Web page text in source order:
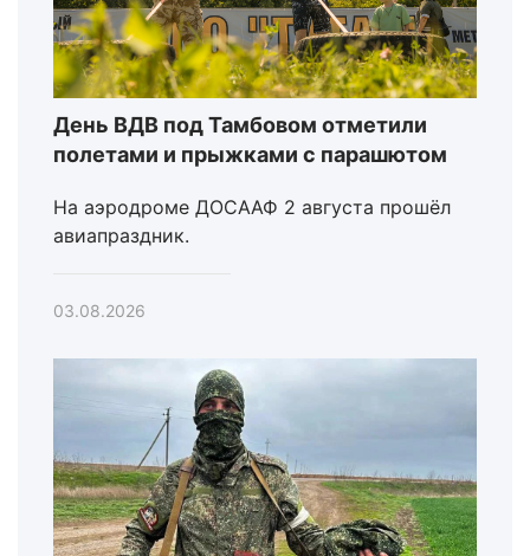
День ВДВ под Тамбовом отметили
полетами и прыжками с парашютом
На аэродроме ДОСААФ 2 августа прошёл
авиапраздник.
03.08.2026